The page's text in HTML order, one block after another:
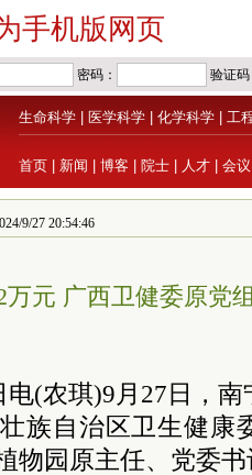
手机版网页
生命科学 医学科学 化学科学 工
首页 新闻 博客 院士 人才 会议
9/27 20:54:46
万元 广西卫健委原党
电(农琪)9月27日，
族自治区卫生健康
物园原主任、党委